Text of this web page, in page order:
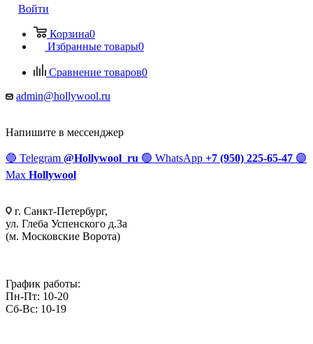
Войти
Корзина0
Избранные товары0
Сравнение товаров0
admin@hollywool.ru
Напишите в мессенджер
🔵 Telegram @Hollywool_ru 🟢 WhatsApp +7 (950) 225-65-47 🟣
Max Hollywool
г. Санкт-Петербург,
ул. Глеба Успенского д.3а
(м. Московские Ворота)
График работы:
Пн-Пт: 10-20
Сб-Вс: 10-19